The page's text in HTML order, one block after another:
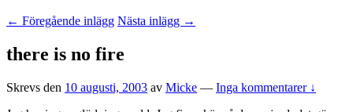
← Föregående inlägg Nästa inlägg →
there is no fire
Skrevs den 10 augusti, 2003 av Micke — Inga kommentarer ↓